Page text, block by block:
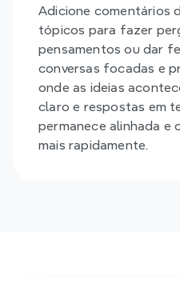
Adicione comentários
tópicos para fazer
pensamentos ou dar
conversas focadas e
onde as ideias
claro e respostas em
permanece alinhada e
mais rapidamente.